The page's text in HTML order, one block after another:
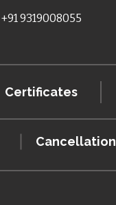
+91 9319008055
Certificates
Cancellation